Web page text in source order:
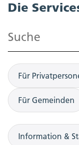
Die
Suchen
Für
Für Gemeinden
Information &